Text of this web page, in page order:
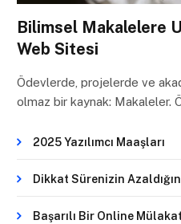
Bilimsel Makalelere
Web Sitesi
Ödevlerde, projelerde ve
olmaz bir kaynak: Makaleler.
2025 Yazılımcı Maaşları
Dikkat Sürenizin
Başarılı Bir Online